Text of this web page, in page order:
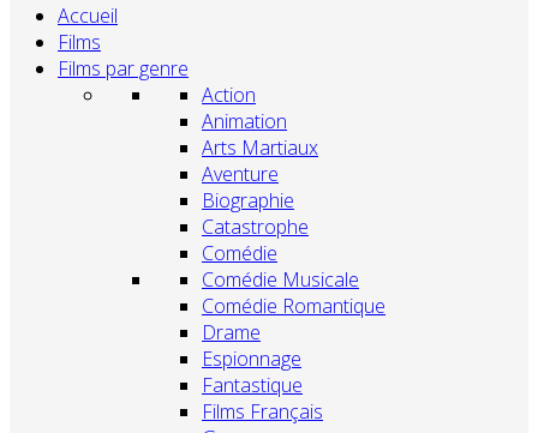
Accueil
Films
Films par genre
Action
Animation
Arts Martiaux
Aventure
Biographie
Catastrophe
Comédie
Comédie Musicale
Comédie Romantique
Drame
Espionnage
Fantastique
Films Français